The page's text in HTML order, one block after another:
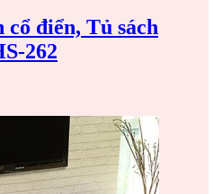
cổ điển, Tủ sách
262